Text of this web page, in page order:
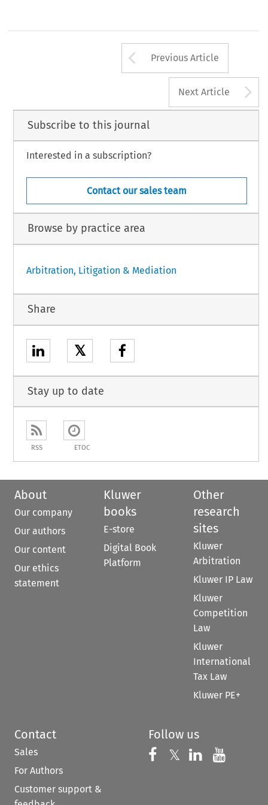
Arrow button
Previous Article
Next Article
Subscribe to this journal
Interested in a subscription?
Contact our sales team
Browse by practice area
Arbitration, Litigation & Mediation
Share
𝕏
Stay up to date
RSS ETOC
About
Our company
Our authors
Our content
Our ethics
statement
Kluwer
books
E-store
Digital Book
Platform
Other
research
sites
Kluwer
Arbitration
Kluwer IP Law
Kluwer
Competition
Law
Kluwer
International
Tax Law
Kluwer PE+
Contact
Sales
For Authors
Customer support &
Follow us
Follow us on
𝕏 Follow us on
Follow us